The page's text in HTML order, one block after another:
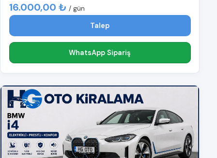
16.000,00 ₺ / gün
Talep
WhatsApp Sipariş